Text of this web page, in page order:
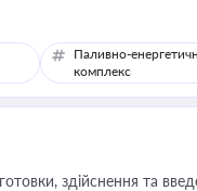
Паливно-
комплекс
здійснення та